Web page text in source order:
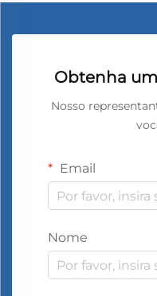
Obtenha
Nosso
Email
Nome